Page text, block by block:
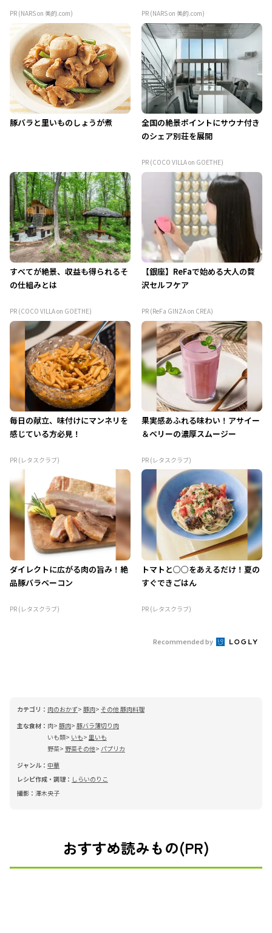
PR (NARS on 美的.com) PR (NARS on 美的.com)
豚バラと里いものしょうが煮
全国の絶景ポイントにサウナ付き
のシェア別荘を展開
PR (COCO VILLA on GOETHE)
すべてが絶景、収益も得られるそ
の仕組みとは
PR (COCO VILLA on GOETHE)
【銀座】ReFaで始める大人の贅
沢セルフケア
PR (ReFa GINZA on CREA)
毎日の献立、味付けにマンネリを
感じている方必見！
PR (レタスクラブ)
果実感あふれる味わい！アサイー
＆ベリーの濃厚スムージー
PR (レタスクラブ)
ダイレクトに広がる肉の旨み！絶
品豚バラベーコン
PR (レタスクラブ)
トマトと○○をあえるだけ！夏の
すぐできごはん
PR (レタスクラブ)
Recommended by
カテゴリ： 肉のおかず 豚肉 その他 豚肉料理
主な食材： 肉 豚肉 豚バラ薄切り肉
いも類
いも
里いも
野菜
野菜その他 パプリカ
ジャンル： 中華
レシピ作成・調理： しらいのりこ
撮影： 澤木央子
おすすめ読みもの(PR)